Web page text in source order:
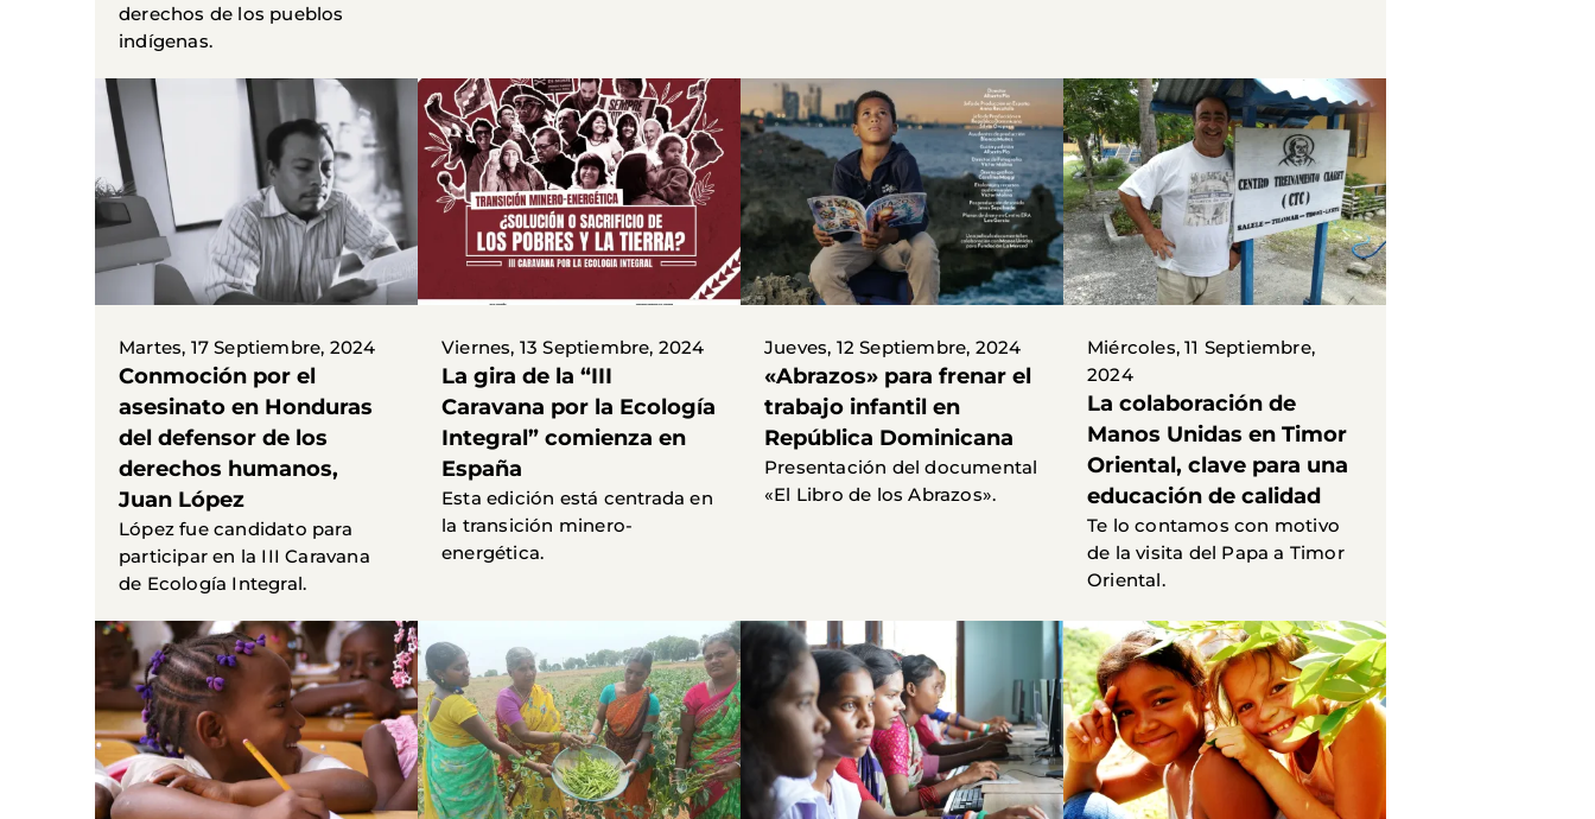
derechos de los pueblos
indígenas.
Martes, 17 Septiembre, 2024
Conmoción por el
asesinato en Honduras
del defensor de los
derechos humanos,
Juan López
López fue candidato para
participar en la III Caravana
de Ecología Integral.
Viernes, 13 Septiembre, 2024
La gira de la “III
Caravana por la Ecología
Integral” comienza en
España
Esta edición está centrada en
la transición minero-
energética.
Jueves, 12 Septiembre, 2024
«Abrazos» para frenar el
trabajo infantil en
República Dominicana
Presentación del documental
«El Libro de los Abrazos».
Miércoles, 11 Septiembre,
2024
La colaboración de
Manos Unidas en Timor
Oriental, clave para una
educación de calidad
Te lo contamos con motivo
de la visita del Papa a Timor
Oriental.